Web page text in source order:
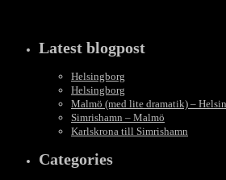
Latest blogpost
Helsingborg
Helsingborg
Malmö (med lite dramatik) –
Simrishamn – Malmö
Karlskrona till Simrishamn
Categories